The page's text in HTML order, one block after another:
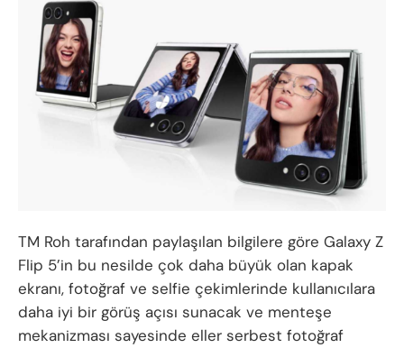
TM Roh tarafından paylaşılan bilgilere göre Galaxy Z
Flip 5’in bu nesilde çok daha büyük olan kapak
ekranı, fotoğraf ve selfie çekimlerinde kullanıcılara
daha iyi bir görüş açısı sunacak ve menteşe
mekanizması sayesinde eller serbest fotoğraf